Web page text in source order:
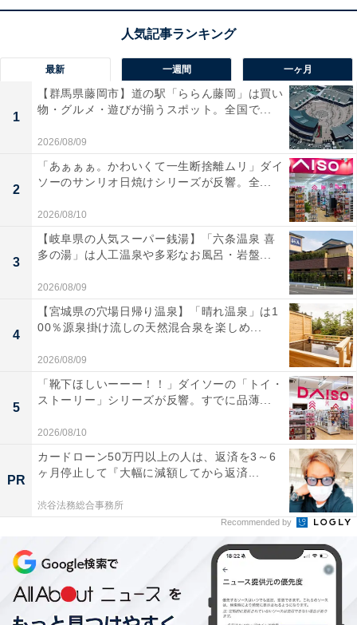
テインメントへと進化しますね。
JBLのサウンドバー「BAR 300 MK2」の口コミは？
JBLのサウンドバー「BAR 300 MK2」には以下のような
口コミが寄せられています。
圧倒的な立体音響でまるで映画館にいるような臨場
コンパクトな本体からは想像できないほど迫力ある
重低音とクリアな音質です
テレビとの接続や初期設定がとても簡単で映画も音
楽も毎日大活躍しています
自宅で手軽に本格的なシアター体験を楽しみたい人や、
音質に妥協したくない人には、おすすめの商品といえそ
うです。
最新 一週間 一ヶ月
1
【群馬県藤岡市】道の駅「ららん藤岡」は買い
物・グルメ・遊びが揃うスポット。全国で...
2026/08/09
2
「あぁぁぁ。かわいくて一生断捨離ムリ」ダイ
ソーのサンリオ日焼けシリーズが反響。全...
2026/08/10
3
【岐阜県の人気スーパー銭湯】「六条温泉 喜
多の湯」は人工温泉や多彩なお風呂・岩盤...
2026/08/09
4
【宮城県の穴場日帰り温泉】「晴れ温泉」は1
00％源泉掛け流しの天然混合泉を楽しめ...
2026/08/09
5
「靴下ほしいーーー！！」ダイソーの「トイ・
ストーリー」シリーズが反響。すでに品薄...
2026/08/10
PR
カードローン50万円以上の人は、返済を3～6
ヶ月停止して『大幅に減額してから返済...
渋谷法務総合事務所
Recommended by